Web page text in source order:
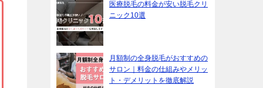
医療脱毛の料金が安い脱毛クリ
ニック10選
月額制の全身脱毛がおすすめの
サロン｜料金の仕組みやメリッ
ト・デメリットを徹底解説